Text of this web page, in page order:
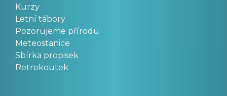
Kurzy
Letní tábory
Pozorujeme přírodu
Meteostanice
Sbírka propisek
Retrokoutek